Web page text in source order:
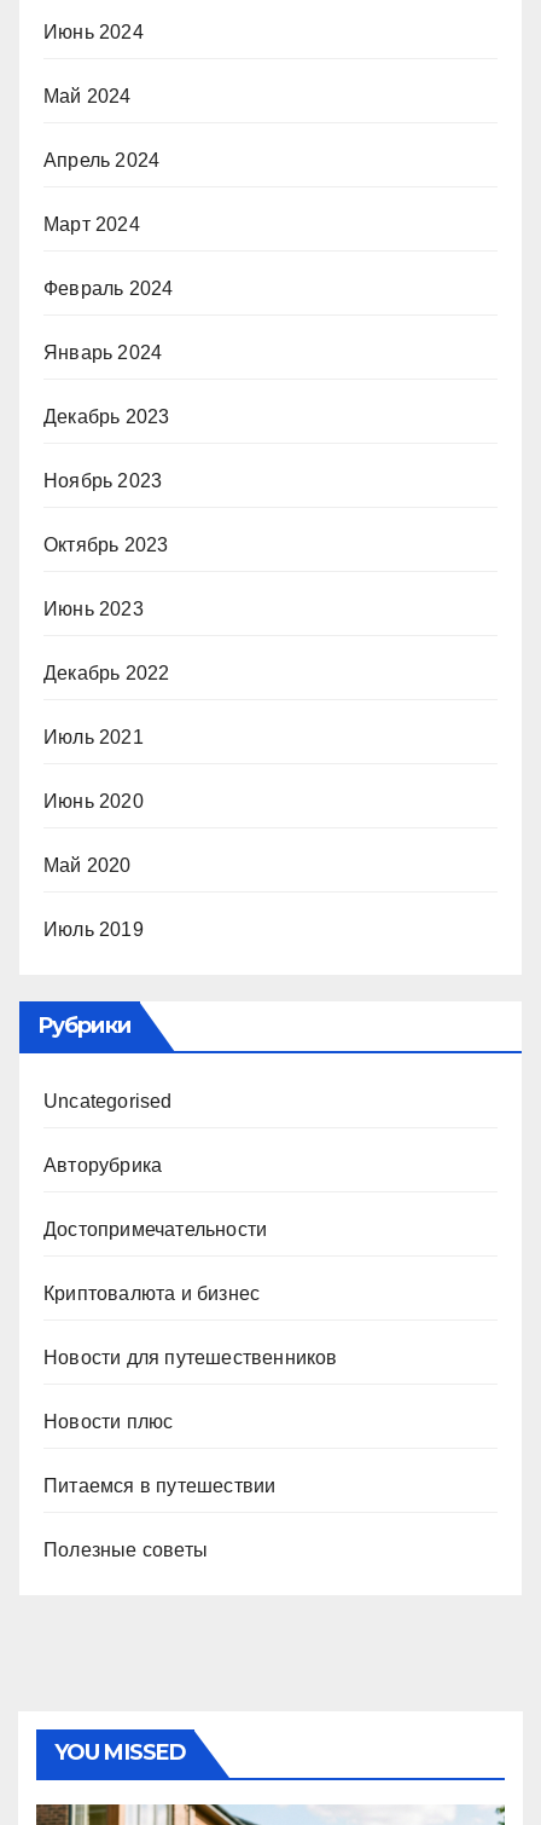
Июнь 2024
Май 2024
Апрель 2024
Март 2024
Февраль 2024
Январь 2024
Декабрь 2023
Ноябрь 2023
Октябрь 2023
Июнь 2023
Декабрь 2022
Июль 2021
Июнь 2020
Май 2020
Июль 2019
Рубрики
Uncategorised
Авторубрика
Достопримечательности
Криптовалюта и бизнес
Новости для путешественников
Новости плюс
Питаемся в путешествии
Полезные советы
YOU MISSED